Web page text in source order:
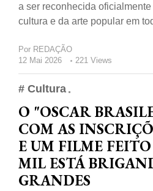
a ser reconhecida
cultura e da arte popular em
Por REDAÇÃO
12 Mai 2026
221 Views
# Cultura
O "OSCAR
COM AS
E UM FILME
MIL ESTÁ
GRANDES